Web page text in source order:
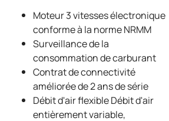
Moteur 3 vitesses électronique
conforme à la norme NRMM
Surveillance de la
consommation de carburant
Contrat de connectivité
améliorée de 2 ans de série
Débit d'air flexible Débit d'air
entièrement variable,